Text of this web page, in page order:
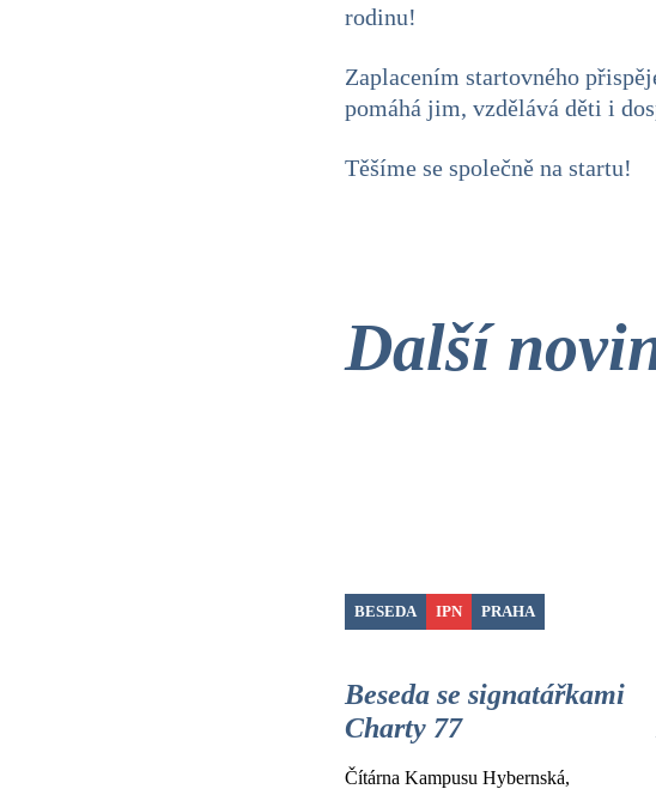
rodinu!
Zaplacením startovného
pomáhá jim, vzdělává děti i
Těšíme se společně na startu!
Další
BESEDA IPN PRAHA
Beseda se signatářkami
Charty 77
Čítárna Kampusu Hybernská,